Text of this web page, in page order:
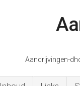
Aandrijvingen-